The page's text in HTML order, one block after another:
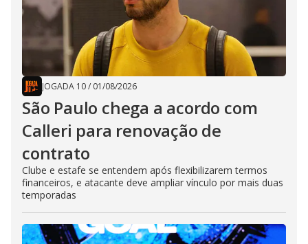
JOGADA 10/ 01/08/2026
São Paulo chega a acordo com
Calleri para renovação de
contrato
Clube e estafe se entendem após flexibilizarem termos
financeiros, e atacante deve ampliar vínculo por mais duas
temporadas